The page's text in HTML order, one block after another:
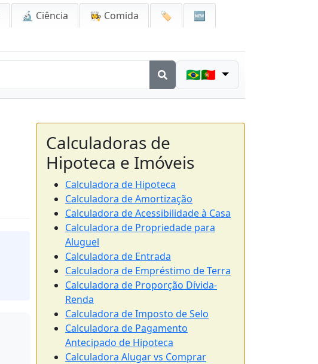
🔬 Ciência 👩‍🍳 Comida 🏷️
🆕
🇧🇷🇵🇹
Calculadoras de
Hipoteca e Imóveis
Calculadora de Hipoteca
Calculadora de Amortização
Calculadora de Acessibilidade à Casa
Calculadora de Propriedade para
Aluguel
Calculadora de Entrada
Calculadora de Empréstimo de Terra
Calculadora de Proporção Dívida-
Renda
Calculadora de Imposto de Selo
Calculadora de Pagamento
Antecipado de Hipoteca
Calculadora Alugar vs Comprar